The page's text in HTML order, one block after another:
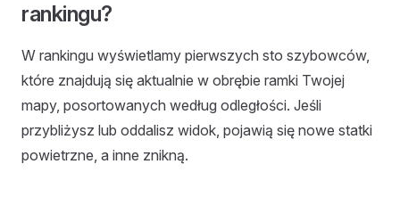
rankingu?
W rankingu wyświetlamy pierwszych sto szybowców,
które znajdują się aktualnie w obrębie ramki Twojej
mapy, posortowanych według odległości. Jeśli
przybliżysz lub oddalisz widok, pojawią się nowe statki
powietrzne, a inne znikną.